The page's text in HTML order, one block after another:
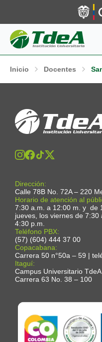
Inicio Docentes
Dirección:
Calle 78B No. 72A – 220
Horario de atención al
7:30 a.m. a 12:00 m. y de
jueves, los viernes de
4:30 p.m.
Teléfono PBX:
(57) (604) 444 37 00
Copacabana:
Carrera 50 n°50a – 59 |
Itaguí:
Campus Universitario
Carrera 63 No. 38 – 100